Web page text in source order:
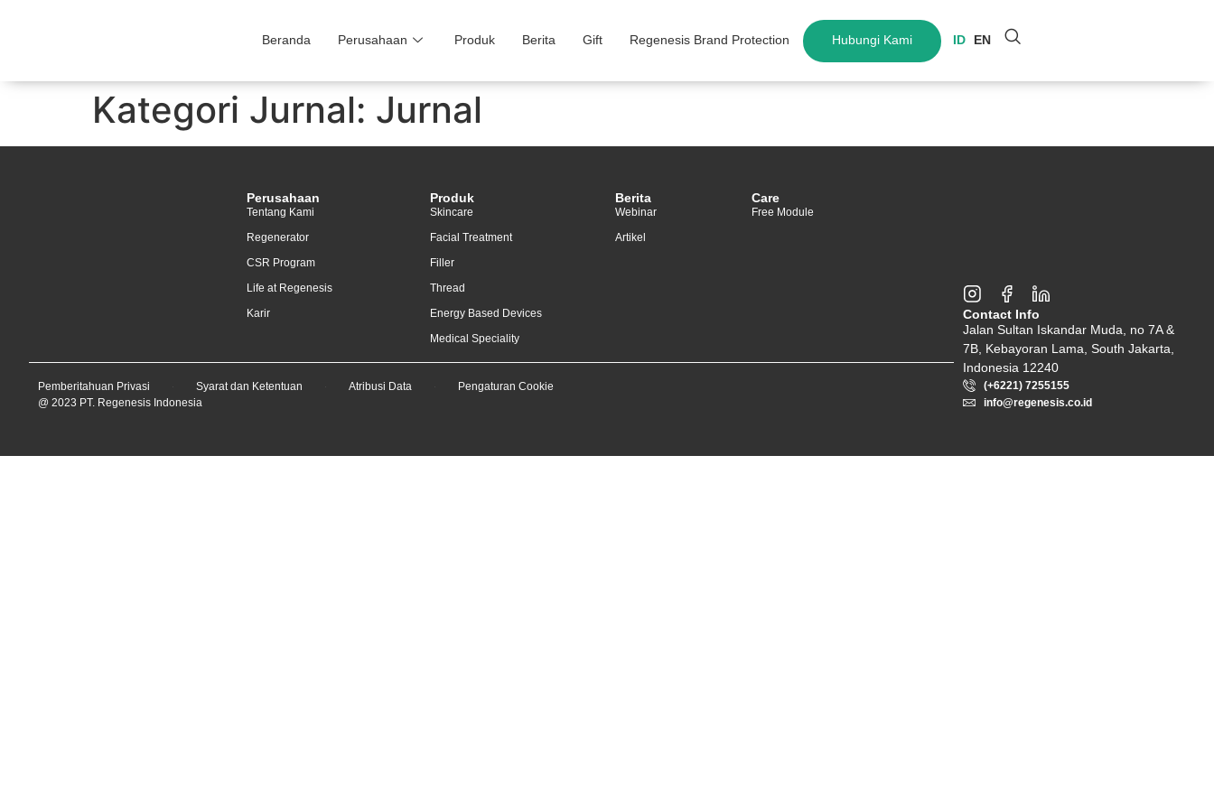
Beranda Perusahaan Produk Berita Gift Regenesis Brand Protection Hubungi Kami ID EN
Kategori Jurnal: Jurnal
Perusahaan
Tentang Kami
Regenerator
CSR Program
Life at Regenesis
Karir
Produk
Skincare
Facial Treatment
Filler
Thread
Energy Based Devices
Medical Speciality
Berita
Webinar
Artikel
Care
Free Module
Pemberitahuan Privasi Syarat dan Ketentuan Atribusi Data
Pengaturan Cookie
@ 2023 PT. Regenesis Indonesia
Contact Info
Jalan Sultan Iskandar Muda, no 7A &
7B, Kebayoran Lama, South Jakarta,
Indonesia 12240
(+6221) 7255155
info@regenesis.co.id